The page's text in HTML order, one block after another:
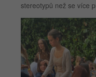
stereotypů než se více